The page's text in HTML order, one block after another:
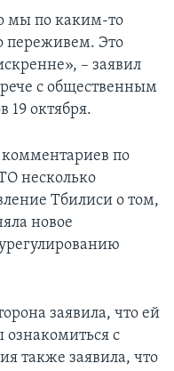
мы по каким-то
переживем. Это
– заявил
с общественным
19 октября.
по
несколько
Тбилиси о том,
новое
заявила, что ей
с
также заявила, что